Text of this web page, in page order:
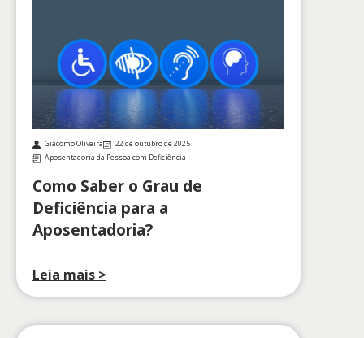
Giácomo Oliveira
22 de outubro de 2025
Aposentadoria da Pessoa com Deficiência
Como Saber o Grau de
Deficiência para a
Aposentadoria?
Leia mais >